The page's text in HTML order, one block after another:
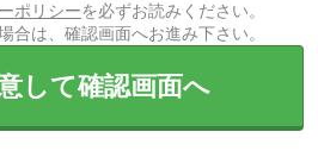
ポリシーを必ずお読みください。
合は、確認画面へお進み下さい。
して確認画面へ